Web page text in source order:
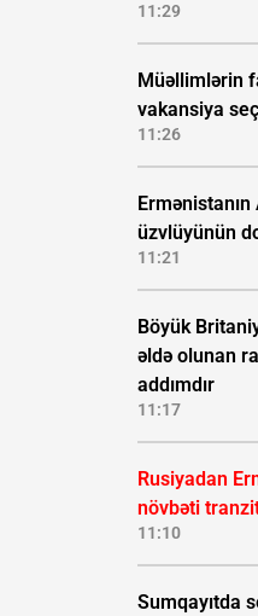
11:29
Müəllimlərin
vakansiya
11:26
üzvlüyünün
11:21
Böyük
əldə olunan
addımdır
11:17
Rusiyadan
növbəti
11:10
Sumqayıtda